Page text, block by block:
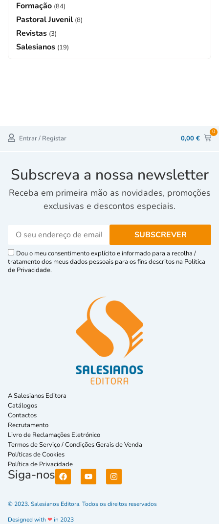
Formação (84)
Pastoral Juvenil (8)
Revistas (3)
Salesianos (19)
Entrar / Registar 0,00 €
0
Subscreva a nossa newsletter
Receba em primeira mão as novidades, promoções
exclusivas e descontos especiais.
Dou o meu consentimento explícito e informado para a recolha /
tratamento dos meus dados pessoais para os fins descritos na Política
de Privacidade.
A Salesianos Editora
Catálogos
Contactos
Recrutamento
Livro de Reclamações Eletrónico
Termos de Serviço / Condições Gerais de Venda
Políticas de Cookies
Política de Privacidade
Siga-nos
© 2023. Salesianos Editora. Todos os direitos reservados
Designed with ❤in 2023